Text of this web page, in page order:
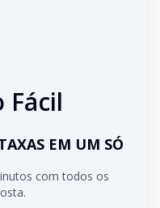
Fácil
EM UM SÓ
com todos os